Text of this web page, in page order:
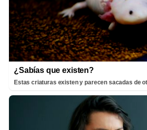
¿Sabías que existen?
Estas criaturas existen y parecen sacadas de